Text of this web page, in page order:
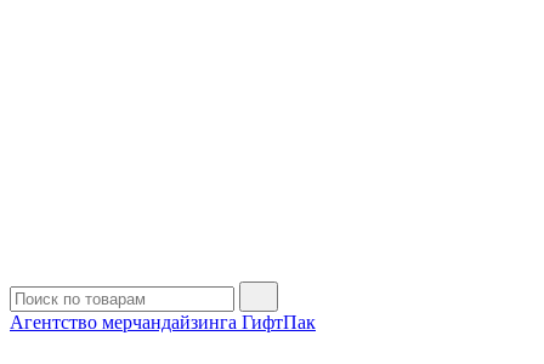
Агентство мерчандайзинга ГифтПак